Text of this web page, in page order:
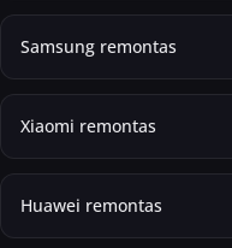
Samsung remontas
Xiaomi remontas
Huawei remontas